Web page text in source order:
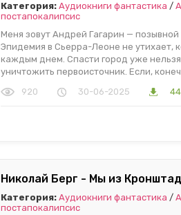
Категория: Аудиокниги фантастика /
постапокалипсис
Меня зовут Андрей Гагарин — позывной
Эпидемия в Сьерра-Леоне не утихает,
каждым днем. Спасти город уже
уничтожить первоисточник. Если,
920
30-06-2025
Николай Берг - Мы из
Категория: Аудиокниги фантастика /
постапокалипсис